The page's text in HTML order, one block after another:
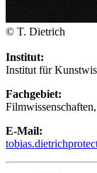
© T. Dietrich
Institut:
Institut für
Fachgebiet:
E-Mail:
tobias.dietrich